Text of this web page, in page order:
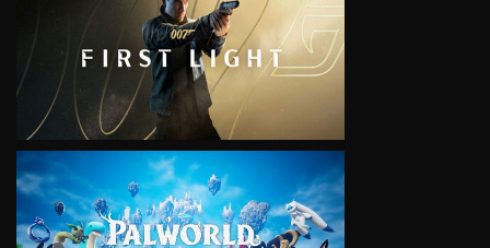
VIEW
VIEW